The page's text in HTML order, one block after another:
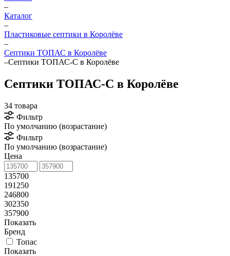
–
Каталог
–
Пластиковые септики в Королёве
–
Септики ТОПАС в Королёве
–Септики ТОПАС-С в Королёве
Септики ТОПАС-С в Королёве
34 товара
Фильтр
По умолчанию (возрастание)
Фильтр
По умолчанию (возрастание)
Цена
135700
191250
246800
302350
357900
Показать
Бренд
Топас
Показать